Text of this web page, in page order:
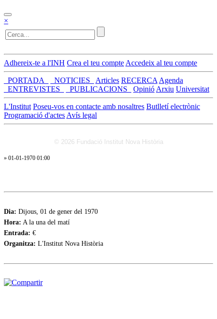
×
Adhereix-te a l'INH Crea el teu compte Accedeix al teu compte
_PORTADA_ _NOTICIES_ Articles RECERCA Agenda
_ENTREVISTES_
_PUBLICACIONS_ Opinió Arxiu Universitat
L'Institut Poseu-vos en contacte amb nosaltres Butlletí electrònic
Programació d'actes Avís legal
© 2026 Fundació Institut Nova Història
» 01-01-1970 01:00
Dia: Dijous, 01 de gener del 1970
Hora: A la una del matí
Entrada: €
Organitza: L'Institut Nova Història